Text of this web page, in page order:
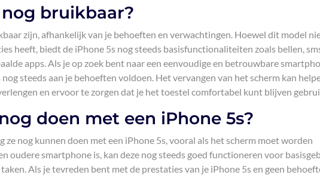
nog bruikbaar?
zijn, afhankelijk van je behoeften en verwachtingen. Hoewel dit model
heeft, biedt de iPhone 5s nog steeds basisfunctionaliteiten zoals bellen,
apps. Als je op zoek bent naar een eenvoudige en betrouwbare
steeds aan je behoeften voldoen. Het vervangen van het scherm kan
en ervoor te zorgen dat je het toestel comfortabel kunt blijven
doen met een iPhone 5s?
ze nog kunnen doen met een iPhone 5s, vooral als het scherm moet worden
oudere smartphone is, kan deze nog steeds goed functioneren voor
taken. Als je tevreden bent met de prestaties van je iPhone 5s en geen